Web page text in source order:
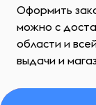
Оформить
можно с
области и
выдачи и